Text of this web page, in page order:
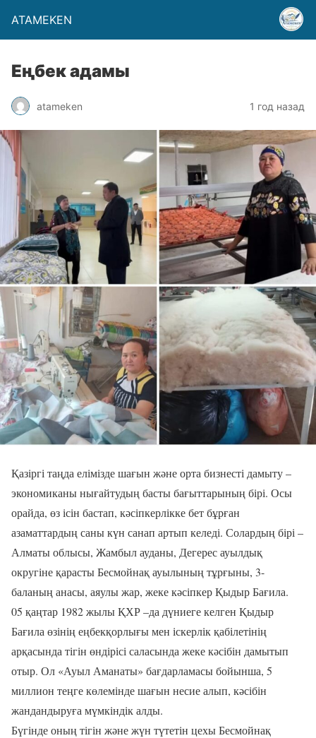
ATAMEKEN
Еңбек адамы
atameken 1 год назад
Қазіргі таңда елімізде шағын және орта бизнесті дамыту –
экономиканы нығайтудың басты бағыттарының бірі. Осы
орайда, өз ісін бастап, кәсіпкерлікке бет бұрған
азаматтардың саны күн санап артып келеді. Солардың бірі –
Алматы облысы, Жамбыл ауданы, Дегерес ауылдық
округіне қарасты Бесмойнақ ауылының тұрғыны, 3-
баланың анасы, аяулы жар, жеке кәсіпкер Қыдыр Бағила.
05 қаңтар 1982 жылы ҚХР –да дүниеге келген Қыдыр
Бағила өзінің еңбекқорлығы мен іскерлік қабілетінің
арқасында тігін өндірісі саласында жеке кәсібін дамытып
отыр. Ол «Ауыл Аманаты» бағдарламасы бойынша, 5
миллион теңге көлемінде шағын несие алып, кәсібін
жандандыруға мүмкіндік алды.
Бүгінде оның тігін және жүн түтетін цехы Бесмойнақ